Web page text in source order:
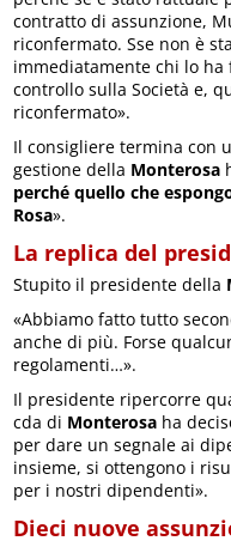
contratto di assunzione,
riconfermato. Sse non è
immediatamente chi lo
controllo sulla Società e,
riconfermato».
Il consigliere termina con
gestione della Monterosa
perché quello che
Rosa».
La replica del
Stupito il presidente della
«Abbiamo fatto tutto
anche di più. Forse
regolamenti…».
Il presidente ripercorre
cda di Monterosa ha
per dare un segnale ai
insieme, si ottengono i
per i nostri dipendenti».
Dieci nuove